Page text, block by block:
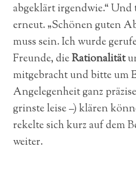
abgeklärt irgendwie.“ Und
erneut. „Schönen guten
muss sein. Ich wurde
Freunde, dieRationalität
mitgebracht und bitte um
Angelegenheit ganz
grinste leise –) klären
rekelte sich kurz auf dem
weiter.